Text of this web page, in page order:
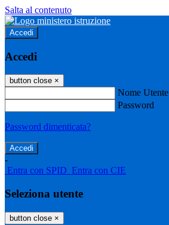
Salta al contenuto
Accedi
Accedi
button close ×
Nome Utente
Password
Password dimenticata?
-
Entra con SPID Entra con CIE
Seleziona utente
button close ×